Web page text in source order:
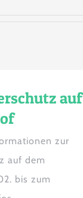
auf
zur
auf dem
bis zum